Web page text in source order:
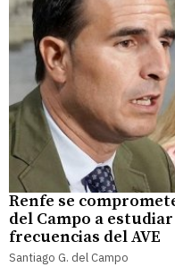
Renfe se
del Campo a
frecuencias del AVE
Santiago G. del Campo